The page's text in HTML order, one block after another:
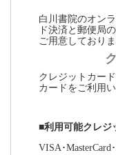
白川書院のオン
ド決済と郵便局
ご用意しておりま
クレジットカー
カードをご利用
■利用可能クレジ
VISA･MasterCard